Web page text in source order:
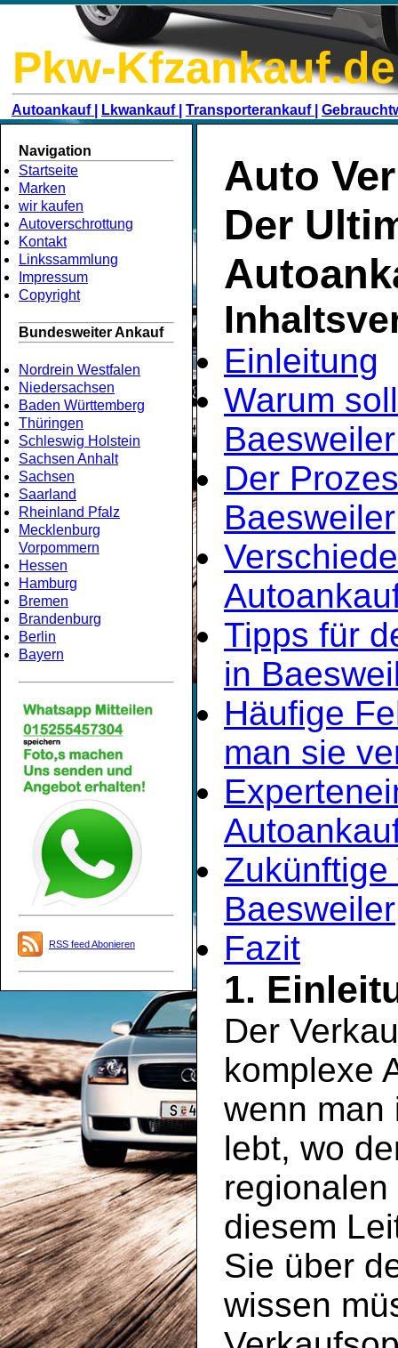
Pkw-Kfzankauf.de
Autoankauf | Lkwankauf | Transporterankauf |
Navigation
Startseite
Marken
wir kaufen
Autoverschrottung
Kontakt
Linkssammlung
Impressum
Copyright
Bundesweiter Ankauf
Nordrein Westfalen
Niedersachsen
Baden Württemberg
Thüringen
Schleswig Holstein
Sachsen Anhalt
Sachsen
Saarland
Rheinland Pfalz
Mecklenburg
Vorpommern
Hessen
Hamburg
Bremen
Brandenburg
Berlin
Bayern
RSS feed Abonieren
Auto
Der
Einleitung
Warum
Der
Baesweiler
Tipps für
in
Häufige
man sie
Baesweiler
Fazit
1.
Der
komplexe
wenn man
lebt, wo
diesem
Sie über
wissen